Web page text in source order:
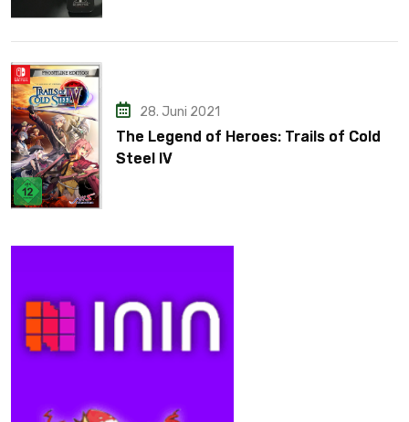
28. Juni 2021
The Legend of Heroes: Trails of Cold
Steel IV